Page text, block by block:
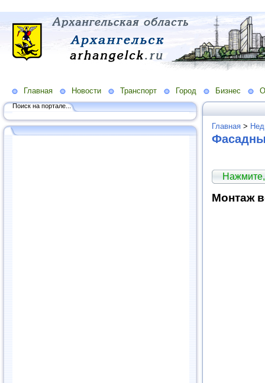
Главная Новости Транспорт Город Бизнес
Поиск на портале...
Главная >
Монтаж